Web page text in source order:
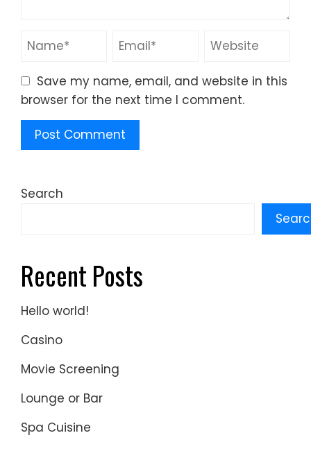
Save my name, email, and website in this
browser for the next time I comment.
Search
Recent Posts
Hello world!
Casino
Movie Screening
Lounge or Bar
Spa Cuisine